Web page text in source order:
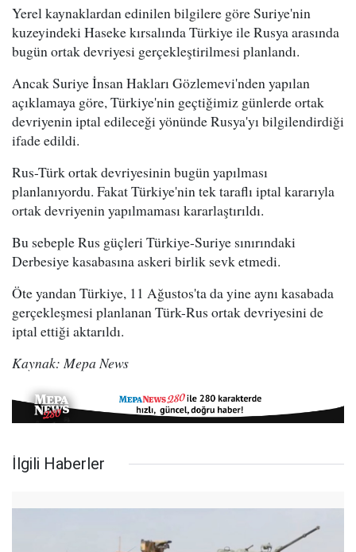
Yerel kaynaklardan edinilen bilgilere göre Suriye'nin
kuzeyindeki Haseke kırsalında Türkiye ile Rusya arasında
bugün ortak devriyesi gerçekleştirilmesi planlandı.
Ancak Suriye İnsan Hakları Gözlemevi'nden yapılan
açıklamaya göre, Türkiye'nin geçtiğimiz günlerde ortak
devriyenin iptal edileceği yönünde Rusya'yı bilgilendirdiği
ifade edildi.
Rus-Türk ortak devriyesinin bugün yapılması
planlanıyordu. Fakat Türkiye'nin tek taraflı iptal kararıyla
ortak devriyenin yapılmaması kararlaştırıldı.
Bu sebeple Rus güçleri Türkiye-Suriye sınırındaki
Derbesiye kasabasına askeri birlik sevk etmedi.
Öte yandan Türkiye, 11 Ağustos'ta da yine aynı kasabada
gerçekleşmesi planlanan Türk-Rus ortak devriyesini de
iptal ettiği aktarıldı.
Kaynak: Mepa News
İlgili Haberler